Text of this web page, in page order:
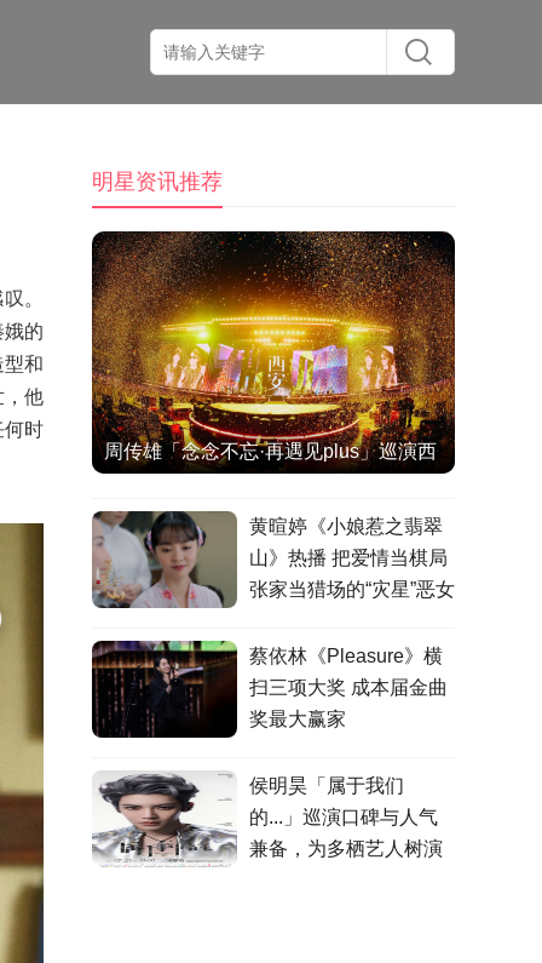
。
的
和
，他
何时
明星资讯推荐
周传雄「念念不忘·再遇见plus」巡演西
黄暄婷《小娘惹之翡翠
山》热播 把爱情当棋局
张家当猎场的“灾星”恶女
蔡依林《Pleasure》横
扫三项大奖 成本届金曲
奖最大赢家
侯明昊「属于我们
的...」巡演口碑与人气
兼备，为多栖艺人树演